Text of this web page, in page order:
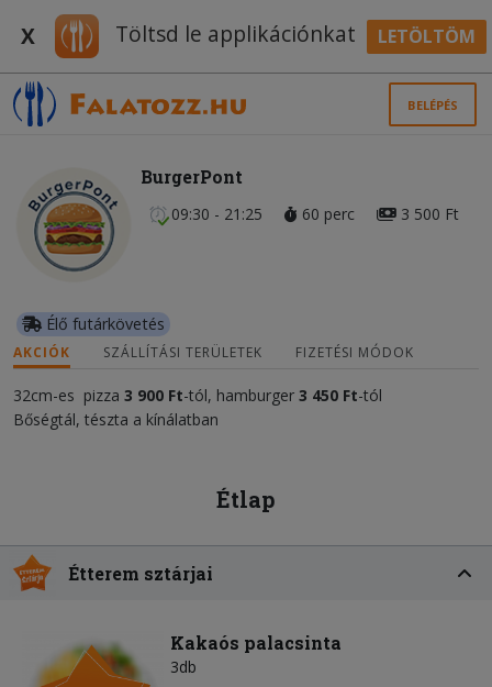
X Töltsd le applikációnkat LETÖLTÖM
BELÉPÉS
BurgerPont
09:30 - 21:25 60 perc 3 500 Ft
Élő futárkövetés
AKCIÓK SZÁLLÍTÁSI TERÜLETEK FIZETÉSI MÓDOK
32cm-es pizza 3 900 Ft-tól, hamburger 3 450 Ft-tól
Bőségtál, tészta a kínálatban
Étlap
Étterem sztárjai
Kakaós palacsinta
3db